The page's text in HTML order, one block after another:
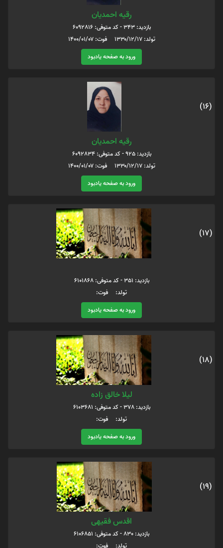
رقیه احمدیان
بازدید: 343 - کد متوفی: 6092816
تولد: ۱۳۳۰/۱۲/۱۷ فوت: ۱۴۰۰/۰۱/۰۷
ورود به صفحه یادبود
(16)
رقیه احمدیان
بازدید: 925 - کد متوفی: 6092834
تولد: ۱۳۳۰/۱۲/۱۷ فوت: ۱۴۰۰/۰۱/۰۷
ورود به صفحه یادبود
(17)
بازدید: 351 - کد متوفی: 6101868
تولد: فوت:
ورود به صفحه یادبود
(18)
لیلا خالق زاده
بازدید: 378 - کد متوفی: 6103681
تولد: فوت:
ورود به صفحه یادبود
(19)
اقدس فقیهی
بازدید: 830 - کد متوفی: 6106851
تولد: فوت: